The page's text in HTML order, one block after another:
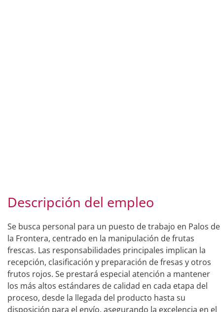
Descripción del empleo
Se busca personal para un puesto de trabajo en Palos de
la Frontera, centrado en la manipulación de frutas
frescas. Las responsabilidades principales implican la
recepción, clasificación y preparación de fresas y otros
frutos rojos. Se prestará especial atención a mantener
los más altos estándares de calidad en cada etapa del
proceso, desde la llegada del producto hasta su
disposición para el envío, asegurando la excelencia en el